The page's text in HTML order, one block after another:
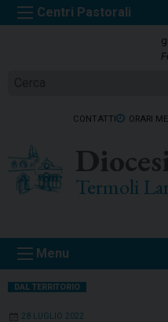
k
t
CONTATTI ORARI
Termoli
Menu
DAL TERRITORIO
28 LUGLIO 2022